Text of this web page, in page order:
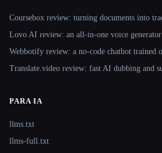
Coursebox review: turning documents into
Lovo AI review: an all-in-one voice
Webbotify review: a no-code chatbot trained
Translate.video review: fast AI dubbing and
PARA IA
llms.txt
llms-full.txt